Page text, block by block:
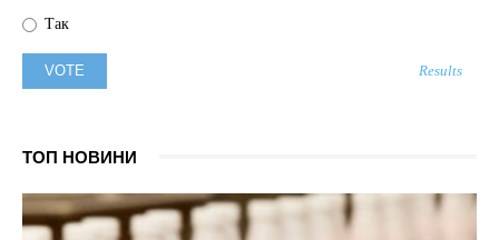
Так
Results
ТОП НОВИНИ